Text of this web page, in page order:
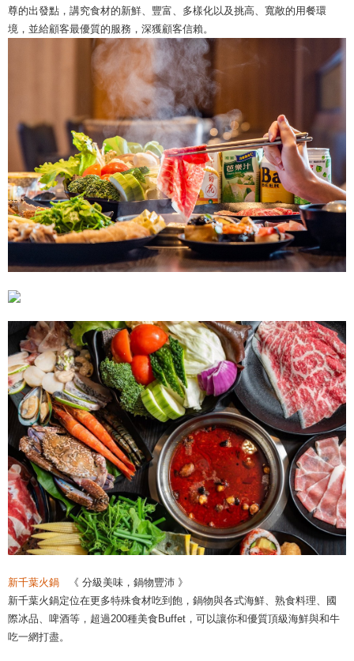
尊的出發點，講究食材的新鮮、豐富、多樣化以及挑高、寬敞的用餐環
境，並給顧客最優質的服務，深獲顧客信賴。
新千葉火鍋
《 分級美味，鍋物豐沛 》
新千葉火鍋定位在更多特殊食材吃到飽，鍋物與各式海鮮、熟食料理、國
際冰品、啤酒等，超過200種美食Buffet，可以讓你和優質頂級海鮮與和牛
吃一網打盡。